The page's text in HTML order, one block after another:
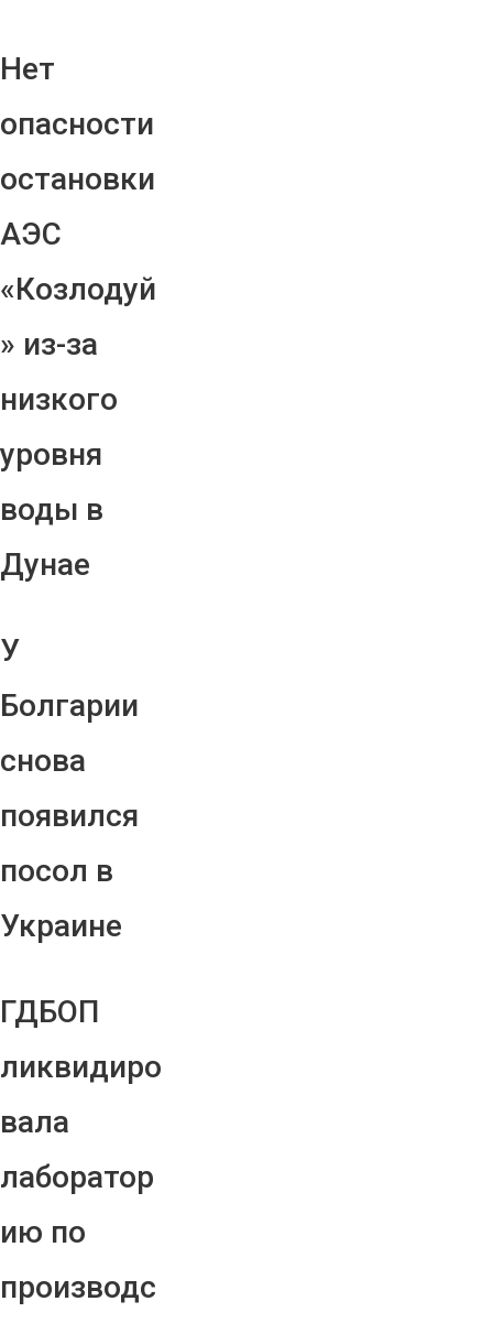
Нет
опасности
остановки
АЭС
«Козлодуй
» из-за
низкого
уровня
воды в
Дунае
У
Болгарии
снова
появился
посол в
Украине
ГДБОП
ликвидиро
вала
лаборатор
ию по
производс